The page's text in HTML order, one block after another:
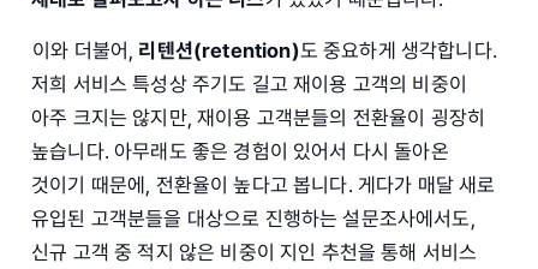
이와 더불어, 리텐션(retention)도 중요하게 생각합니다.
저희 서비스 특성상 주기도 길고 재이용 고객의 비중이
아주 크지는 않지만, 재이용 고객분들의 전환율이 굉장히
높습니다. 아무래도 좋은 경험이 있어서 다시 돌아온
것이기 때문에, 전환율이 높다고 봅니다. 게다가 매달 새로
유입된 고객분들을 대상으로 진행하는 설문조사에서도,
신규 고객 중 적지 않은 비중이 지인 추천을 통해 서비스